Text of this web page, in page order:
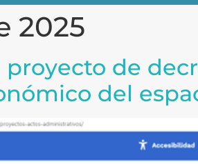
2025
de
del